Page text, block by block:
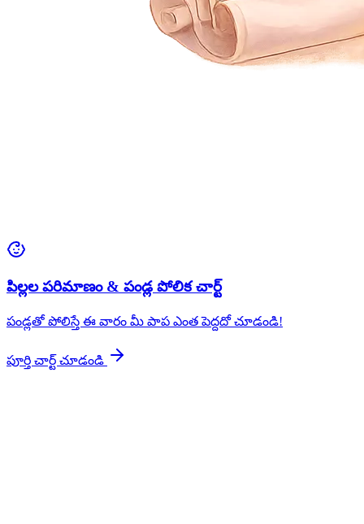
పిల్లల పరిమాణం & పండ్ల పోలిక చార్ట్
పండ్లతో పోలిస్తే ఈ వారం మీ పాప ఎంత పెద్దదో చూడండి!
పూర్తి చార్ట్ చూడండి